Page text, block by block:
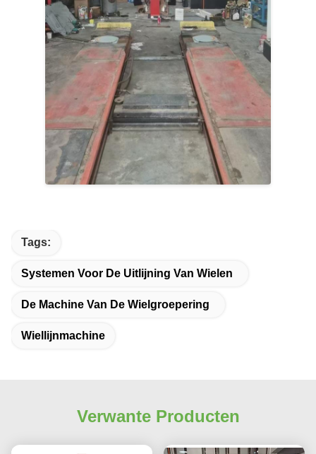
Tags:
Systemen Voor De Uitlijning Van Wielen
De Machine Van De Wielgroepering
Wiellijnmachine
Verwante Producten